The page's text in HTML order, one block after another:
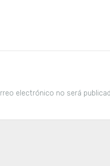
electrónico no será